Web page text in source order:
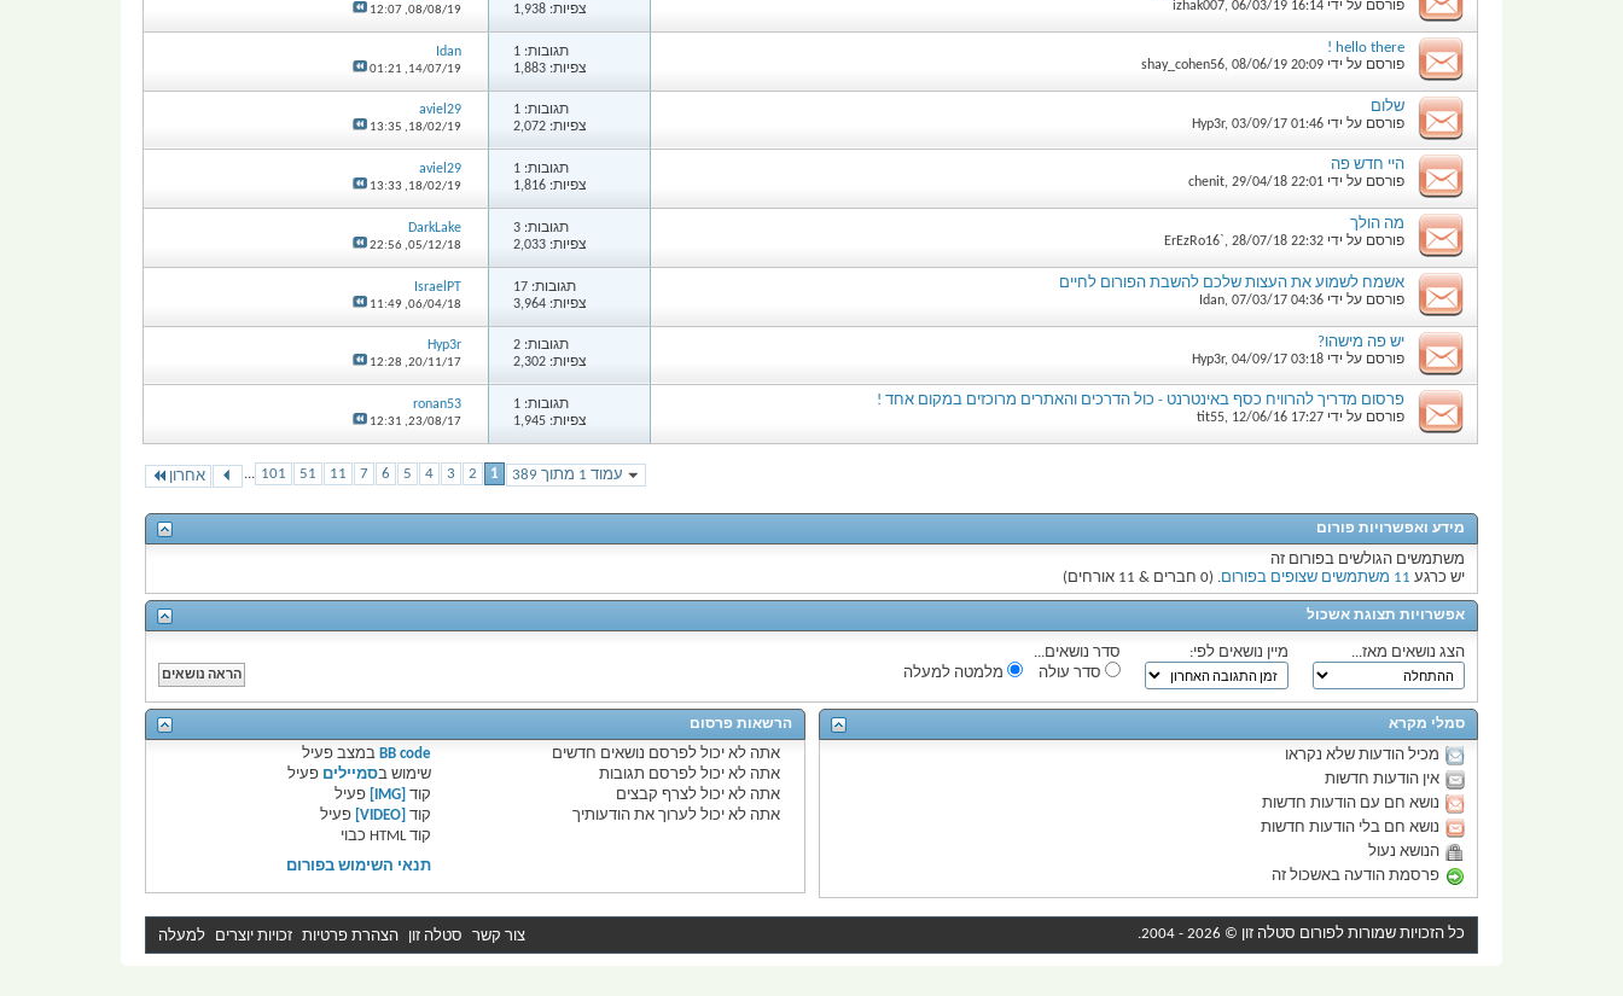
פורסם על ידי izhak007, 06/03/19 16:14
צפיות: 1,938
08/08/19,
12:07
hello there !
פורסם על ידי shay_cohen56, 08/06/19 20:09
תגובות: 1
צפיות: 1,883
Idan
14/07/19,
01:21
שלום
פורסם על ידי Hyp3r, 03/09/17 01:46
תגובות: 1
צפיות: 2,072
aviel29
18/02/19,
13:35
היי חדש פה
פורסם על ידי chenit, 29/04/18 22:01
תגובות: 1
צפיות: 1,816
aviel29
18/02/19,
13:33
מה הולך
פורסם על ידי ErEzRo16`, 28/07/18 22:32
תגובות: 3
צפיות: 2,033
DarkLake
05/12/18,
22:56
אשמח לשמוע את העצות שלכם להשבת הפורום לחיים
פורסם על ידי Idan, 07/03/17 04:36
תגובות: 17
צפיות: 3,964
IsraelPT
06/04/18,
11:49
יש פה מישהו?
פורסם על ידי Hyp3r, 04/09/17 03:18
תגובות: 2
צפיות: 2,302
Hyp3r
20/11/17,
12:28
פרסום מדריך להרוויח כסף באינטרנט - כול הדרכים והאתרים מרוכזים במקום אחד !
פורסם על ידי tit55, 12/06/16 17:27
תגובות: 1
צפיות: 1,945
ronan53
23/08/17,
12:31
עמוד 1 מתוך 389 1
2
3
4
5
6
7
11
51
101
... אחרון
מידע ואפשרויות פורום
משתמשים הגולשים בפורום זה
יש כרגע 11 משתמשים שצופים בפורום . (0 חברים & 11 אורחים)
אפשרויות תצוגת אשכול
הצג נושאים מאז... מיין נושאים לפי:
סדר נושאים...
סדר עולה
מלמטה למעלה
סמלי מקרא
מכיל הודעות שלא נקראו
אין הודעות חדשות
נושא חם עם הודעות חדשות
נושא חם בלי הודעות חדשות
הנושא נעול
פרסמת הודעה באשכול זה
הרשאות פרסום
אתהלא יכול לפרסם נושאים חדשים
אתהלא יכול לפרסם תגובות
אתהלא יכול לצרף קבצים
אתהלא יכול לערוך את הודעותיך
BB code במצב פעיל
שימוש בסמיילים פעיל
קוד [IMG]
פעיל
קוד [VIDEO]
פעיל
קוד HTML
כבוי
תנאי השימוש בפורום
כל הזכויות שמורות לפורום סטלה זון © 2026 - 2004. צור קשר סטלה זון הצהרת פרטיות זכויות יוצרים למעלה